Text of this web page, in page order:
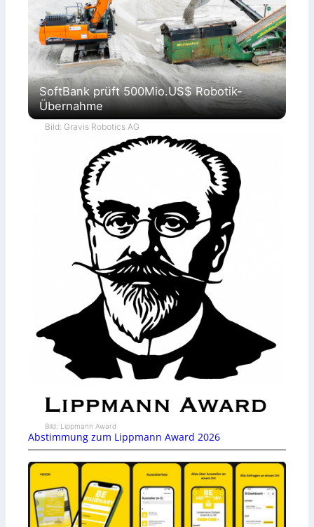
SoftBank prüft 500Mio.US$ Robotik-
Übernahme
Bild: Gravis Robotics AG
Bild: Lippmann Award
Abstimmung zum Lippmann Award 2026